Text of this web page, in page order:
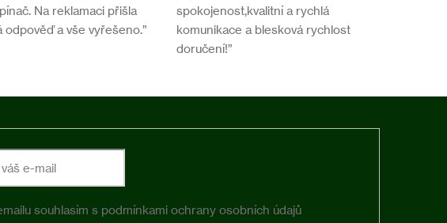
Na reklamaci přišla
odpověď a vše vyřešeno.”
spokojenost,kvalitní a rychlá
komunikace a blesková rychlost
doručení!”
souhlasím s podmínkami ochrany osobních údajů